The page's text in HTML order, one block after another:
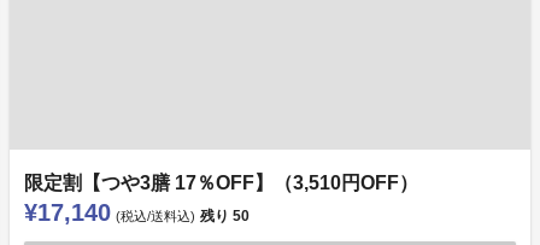
限定割【つや3膳 17％OFF】（3,510円OFF）
¥17,140 (税込/送料込) 残り 50